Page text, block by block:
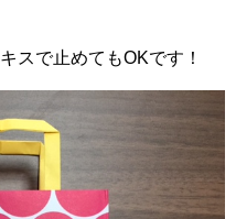
スで止めてもOKです！